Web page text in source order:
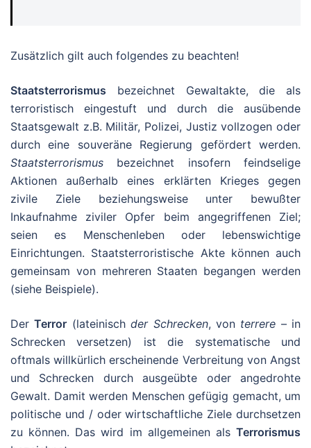
Zusätzlich gilt auch folgendes zu beachten!
Staatsterrorismus bezeichnet Gewaltakte, die als
terroristisch eingestuft und durch die ausübende
Staatsgewalt z.B. Militär, Polizei, Justiz vollzogen oder
durch eine souveräne Regierung gefördert werden.
Staatsterrorismus bezeichnet insofern feindselige
Aktionen außerhalb eines erklärten Krieges gegen
zivile Ziele beziehungsweise unter bewußter
Inkaufnahme ziviler Opfer beim angegriffenen Ziel;
seien es Menschenleben oder lebenswichtige
Einrichtungen. Staatsterroristische Akte können auch
gemeinsam von mehreren Staaten begangen werden
(siehe Beispiele).
DerTerror (lateinischder Schrecken, von terrere – in
Schrecken versetzen) ist die systematische und
oftmals willkürlich erscheinende Verbreitung von Angst
und Schrecken durch ausgeübte oder angedrohte
Gewalt. Damit werden Menschen gefügig gemacht, um
politische und / oder wirtschaftliche Ziele durchsetzen
zu können. Das wird im allgemeinen als Terrorismus